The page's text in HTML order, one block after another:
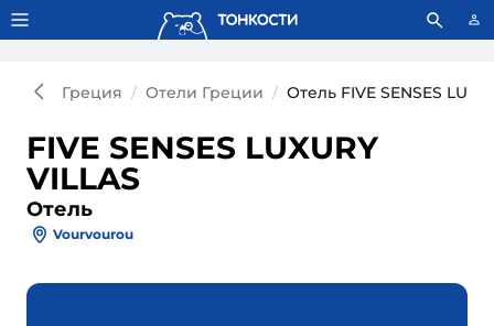
Тонкости используют сookie-файлы. Что это значит?
Греция Отели Греции Отель FIVE SENSES
FIVE SENSES LUXURY
VILLAS
Отель
Vourvourou